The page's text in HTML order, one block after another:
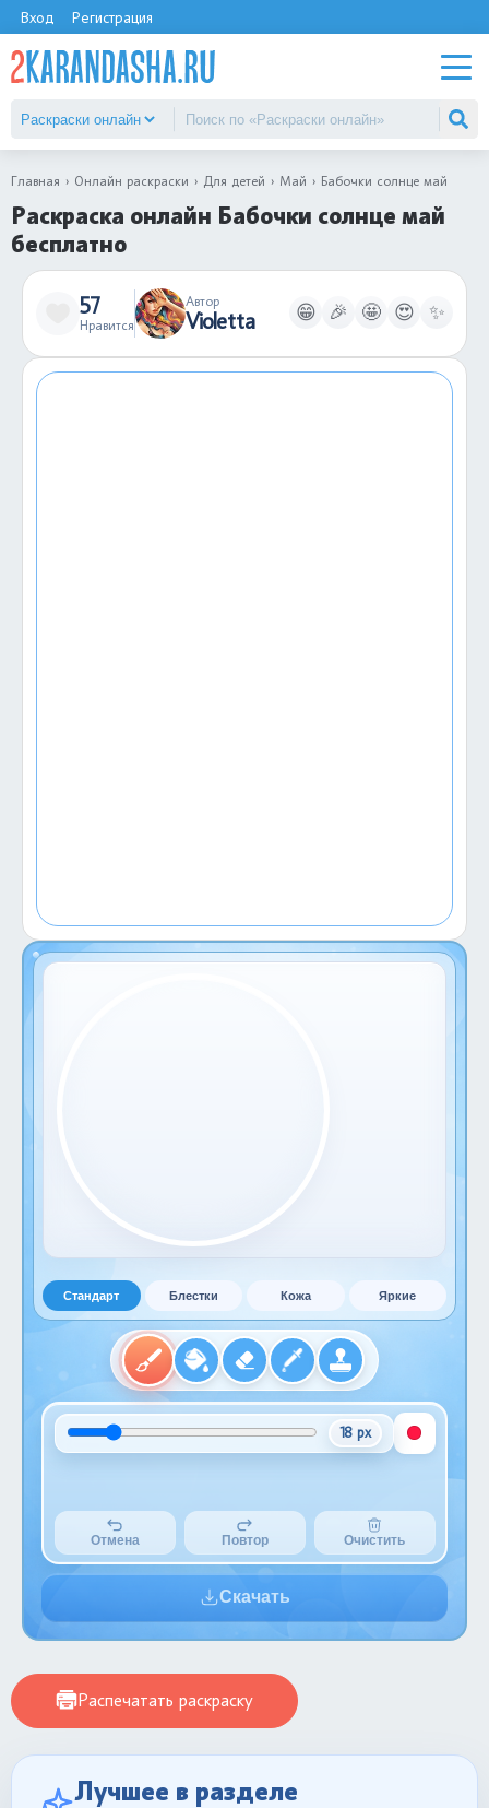
Вход Регистрация
Главная Онлайн раскраски Для детей Май Бабочки солнце май
Раскраска онлайн Бабочки солнце май
бесплатно
Стандарт Блестки Кожа Яркие
18 px
Отмена Повтор Очистить
Скачать
57
Нравится
Автор
Violetta 😁 🎉 🤩 😍 ✨
Распечатать раскраску
Лучшее в разделе